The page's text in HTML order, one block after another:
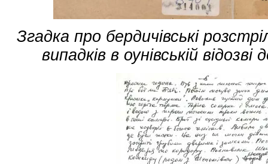
Згадка про бердичівські
випадків в оунівській відозві